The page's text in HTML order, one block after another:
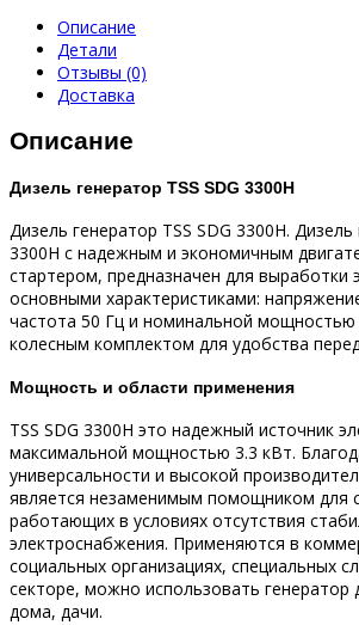
Описание
Детали
Отзывы (0)
Доставка
Описание
Дизель генератор TSS SDG 3300H
Дизель генератор TSS SDG 3300H. Дизель
3300H с надежным и экономичным
стартером, предназначен для выработки
основными характеристиками:
частота 50 Гц и номинальной
колесным комплектом для удобства
Мощность и области применения
TSS SDG 3300H это надежный источник
максимальной мощностью 3.3 кВт.
универсальности и высокой
является незаменимым помощником для
работающих в условиях отсутствия
электроснабжения. Применяются в
социальных организациях, специальных
секторе, можно использовать генератор
дома, дачи.